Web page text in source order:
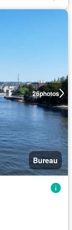
26photos
Bureau